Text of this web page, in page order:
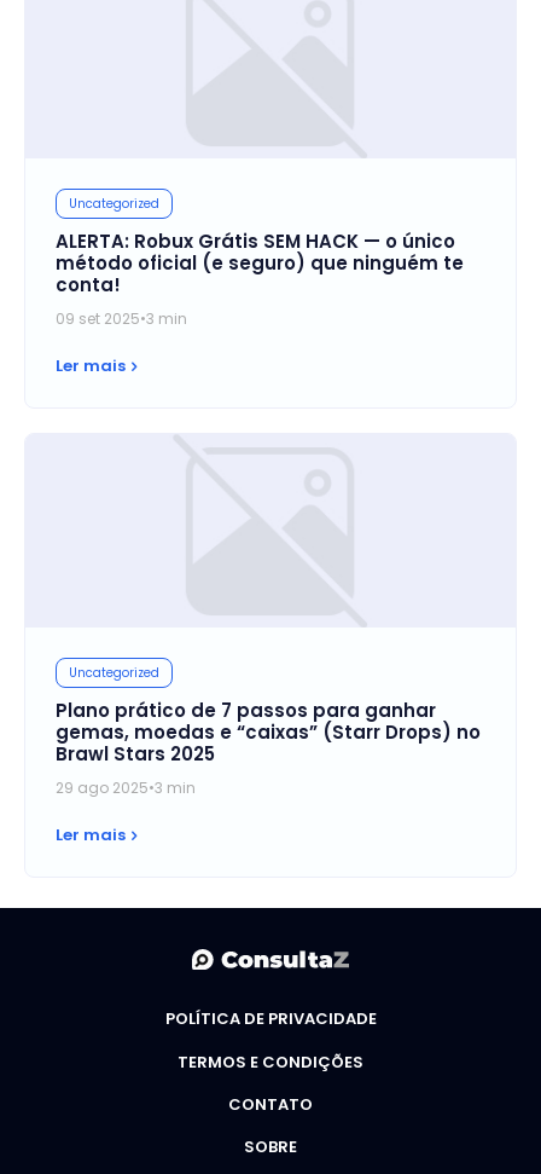
Uncategorized
ALERTA: Robux Grátis SEM HACK — o único
método oficial (e seguro) que ninguém te
conta!
09 set 2025•3 min
Ler mais
Uncategorized
Plano prático de 7 passos para ganhar
gemas, moedas e “caixas” (Starr Drops) no
Brawl Stars 2025
29 ago 2025•3 min
Ler mais
POLÍTICA DE PRIVACIDADE
TERMOS E CONDIÇÕES
CONTATO
SOBRE